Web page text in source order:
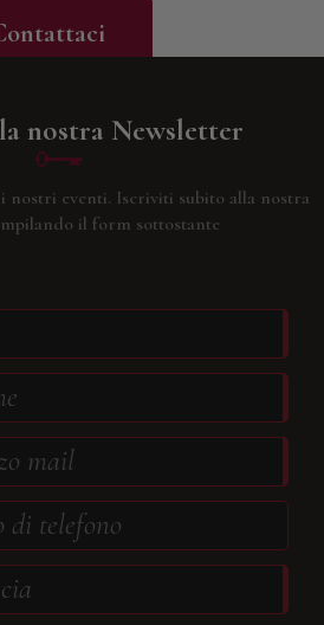
nostra Newsletter
nostri eventi. Iscriviti subito alla nostra
il form sottostante